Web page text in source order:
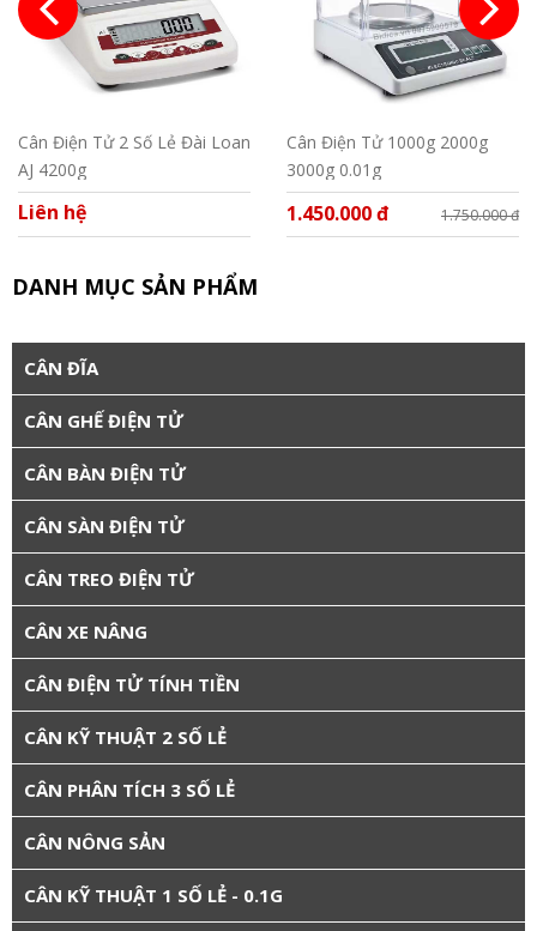
Cân Điện Tử 2 Số Lẻ Đài Loan
AJ 4200g
Liên hệ
Cân Điện Tử 1000g 2000g
3000g 0.01g
1.450.000 đ 1.750.000 đ
DANH MỤC SẢN PHẨM
CÂN ĐĨA
CÂN GHẾ ĐIỆN TỬ
CÂN BÀN ĐIỆN TỬ
CÂN SÀN ĐIỆN TỬ
CÂN TREO ĐIỆN TỬ
CÂN XE NÂNG
CÂN ĐIỆN TỬ TÍNH TIỀN
CÂN KỸ THUẬT 2 SỐ LẺ
CÂN PHÂN TÍCH 3 SỐ LẺ
CÂN NÔNG SẢN
CÂN KỸ THUẬT 1 SỐ LẺ - 0.1G